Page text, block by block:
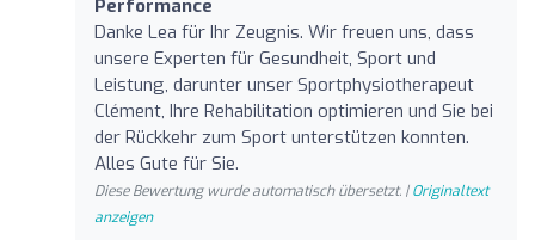
Performance
Danke Lea für Ihr Zeugnis. Wir freuen uns, dass
unsere Experten für Gesundheit, Sport und
Leistung, darunter unser Sportphysiotherapeut
Clément, Ihre Rehabilitation optimieren und Sie bei
der Rückkehr zum Sport unterstützen konnten.
Alles Gute für Sie.
Diese Bewertung wurde automatisch übersetzt. |Originaltext
anzeigen